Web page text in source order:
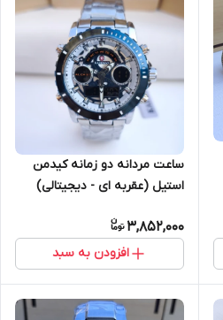
ساعت مردانه دو زمانه کیدمن
استیل (عقربه ای - دیجیتالی)
3,852,000
افزودن به سبد